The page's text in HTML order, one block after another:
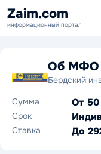
Zaim.com
информационный портал
Об МФО
Бердский
Сумма
От
Срок
Ставка До